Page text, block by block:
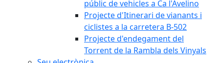
públic de vehicles a Ca l'Avelino
Projecte d'Itinerari de vianants i
ciclistes a la carretera B-502
Projecte d'endegament del
Torrent de la Rambla dels Vinyals